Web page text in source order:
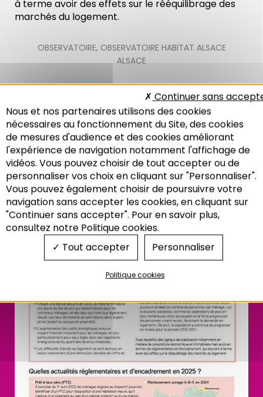
Recherche
à terme avoir des effets sur le rééquilibrage des
marchés du logement.
OBSERVATOIRE, OBSERVATOIRE HABITAT ALSACE
ALSACE
Dernières tendances
des marchés
immobiliers
Nous et nos partenaires utilisons des cookies
nécessaires au fonctionnement du Site, des cookies
de mesures d'audience et des cookies améliorant
l'expérience de navigation notamment l'affichage de
vidéos. Vous pouvez choisir de tout accepter ou de
personnaliser vos choix en cliquant sur "Personnaliser".
Vous pouvez également choisir de poursuivre votre
navigation sans accepter les cookies, en cliquant sur
"Continuer sans accepter". Pour en savoir plus,
consultez notre Politique cookies.
Tout accepter
Continuer sans
Personnaliser
Politique cookies